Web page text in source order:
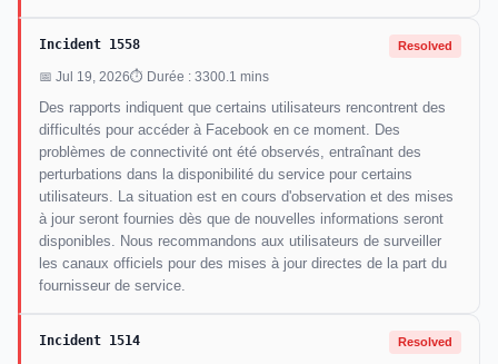
Incident 1558 Resolved
📅 Jul 19, 2026⏱ Durée : 3300.1 mins
Des rapports indiquent que certains utilisateurs rencontrent des
difficultés pour accéder à Facebook en ce moment. Des
problèmes de connectivité ont été observés, entraînant des
perturbations dans la disponibilité du service pour certains
utilisateurs. La situation est en cours d'observation et des mises
à jour seront fournies dès que de nouvelles informations seront
disponibles. Nous recommandons aux utilisateurs de surveiller
les canaux officiels pour des mises à jour directes de la part du
fournisseur de service.
Incident 1514 Resolved